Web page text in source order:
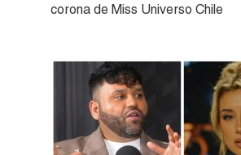
corona de Miss Universo Chile